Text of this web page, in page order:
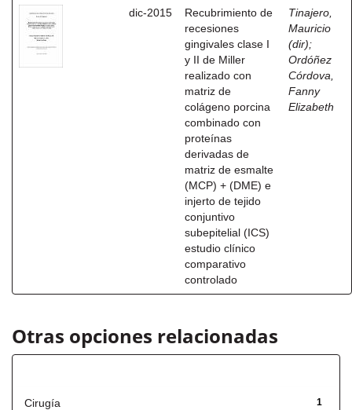
dic-2015
Recubrimiento de
recesiones
gingivales clase I
y II de Miller
realizado con
matriz de
colágeno porcina
combinado con
proteínas
derivadas de
matriz de esmalte
(MCP) + (DME) e
injerto de tejido
conjuntivo
subepitelial (ICS)
estudio clínico
comparativo
controlado
Tinajero,
Mauricio
(dir);
Ordóñez
Córdova,
Fanny
Elizabeth
Otras opciones relacionadas
1
Cirugía